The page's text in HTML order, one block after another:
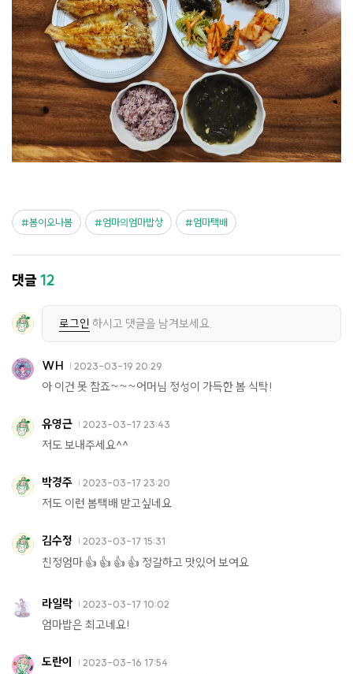
봄이오나봄 엄마의엄마밥상 엄마택배
댓글12
로그인 하시고 댓글을 남겨보세요.
WH 2023-03-19 20:29
아 이건 못 참죠~~~어머님 정성이 가득한 봄 식탁!
유영근 2023-03-17 23:43
저도 보내주세요^^
박경주 2023-03-17 23:20
저도 이런 봄택배 받고싶네요
김수정 2023-03-17 15:31
친정엄마 👍 👍 👍 👍 정갈하고 맛있어 보여요
라일락 2023-03-17 10:02
엄마밥은 최고네요!
도란이 2023-03-16 17:54